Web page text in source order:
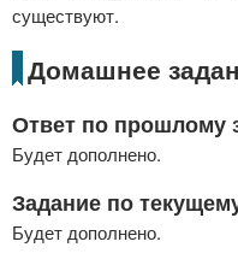
существуют.
Домашнее
Ответ по прошлому
Будет дополнено.
Задание по
Будет дополнено.